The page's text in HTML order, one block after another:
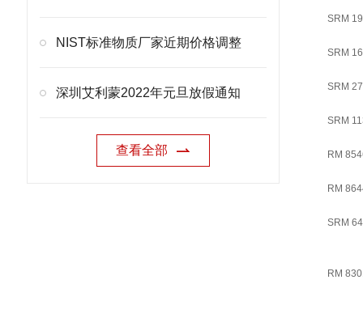
NIST标准物质厂家近期价格调整
深圳艾利蒙2022年元旦放假通知
查看全部
SRM
SRM
SRM
SRM
RM
RM
SRM
RM